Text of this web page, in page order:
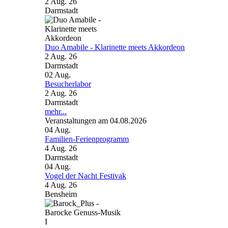
Darmstadt
Duo Amabile - Klarinette meets Akkordeon
2 Aug. 26
Darmstadt
02 Aug.
Besucherlabor
2 Aug. 26
Darmstadt
mehr...
Veranstaltungen am 04.08.2026
04 Aug.
Familien-Ferienprogramm
4 Aug. 26
Darmstadt
04 Aug.
Vogel der Nacht Festivak
4 Aug. 26
Bensheim